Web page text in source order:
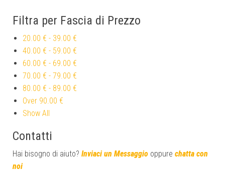
Filtra per Fascia di Prezzo
20.00 € - 39.00 €
40.00 € - 59.00 €
60.00 € - 69.00 €
70.00 € - 79.00 €
80.00 € - 89.00 €
Over 90.00 €
Show All
Contatti
Hai bisogno di aiuto? Inviaci un Messaggio oppure chatta con
noi